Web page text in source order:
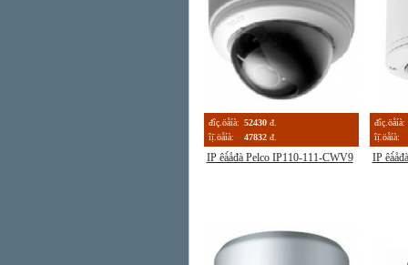
đîç.öåíà: 52430 đ.
îị̈.öåíà:
47832 đ.
IP êà́åđà Pelco IP110-111-CWV9
đîç.öåíà:
îị̈.öåíà:
IP